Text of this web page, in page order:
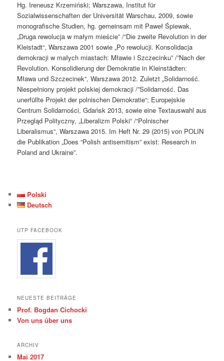
Hg. Ireneusz Krzemiński; Warszawa, Institut für
Sozialwissenschaften der Universität Warschau, 2009, sowie
monografische Studien, hg. gemeinsam mit Paweł Śpiewak,
„Druga rewolucja w małym mieście” /“Die zweite Revolution in der
Kleistadt“, Warszawa 2001 sowie „Po rewolucji. Konsolidacja
demokracji w małych miastach: Mławie i Szczecinku” /”Nach der
Revolution. Konsolidierung der Demokratie in Kleinstädten:
Mława und Szczecinek“, Warszawa 2012. Zuletzt „Solidarność.
Niespełniony projekt polskiej demokracji /”Solidarność. Das
unerfüllte Projekt der polnischen Demokratie“; Europejskie
Centrum Solidarności, Gdańsk 2013, sowie eine Textauswahl aus
Przegląd Polityczny, „Liberalizm Polski“ /“Polnischer
Liberalismus“, Warszawa 2015. Im Heft Nr. 29 (2015) von POLIN
die Publikation „Does “Polish antisemitism” exist: Research in
Poland and Ukraine”.
Polski
Deutsch
UTP FACEBOOK
NEUESTE BEITRÄGE
Prof. Bogdan Cichocki
Von uns über uns
ARCHIV
Mai 2017